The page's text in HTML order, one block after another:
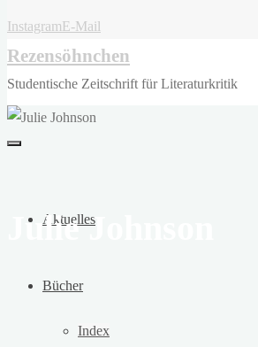
InstagramE-Mail
Rezensöhnchen
Studentische Zeitschrift für Literaturkritik
Aktuelles
Bücher
Index
Julie Johnson